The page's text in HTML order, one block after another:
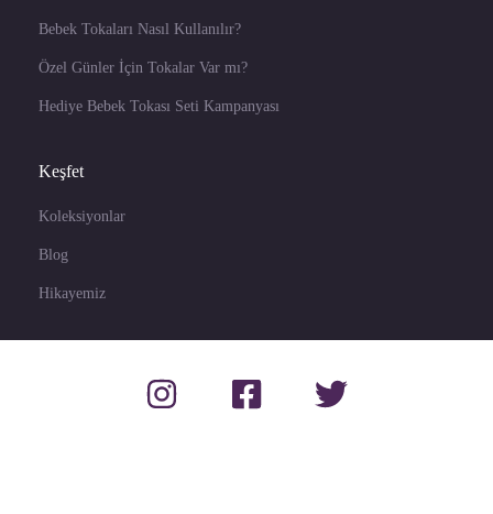
Bebek Tokaları Nasıl Kullanılır?
Özel Günler İçin Tokalar Var mı?
Hediye Bebek Tokası Seti Kampanyası
Keşfet
Koleksiyonlar
Blog
Hikayemiz